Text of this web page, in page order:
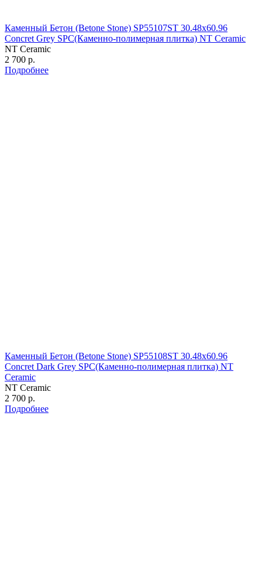
Каменный Бетон (Betone Stone) SP55107ST 30.48х60.96
Concret Grey SPC(Каменно-полимерная плитка) NT Ceramic
NT Ceramic
2 700 р.
Подробнее
Каменный Бетон (Betone Stone) SP55108ST 30.48х60.96
Concret Dark Grey SPC(Каменно-полимерная плитка) NT
Ceramic
NT Ceramic
2 700 р.
Подробнее